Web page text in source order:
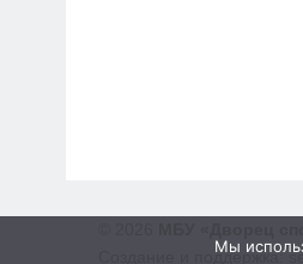
Создание и поддержка:
Мы